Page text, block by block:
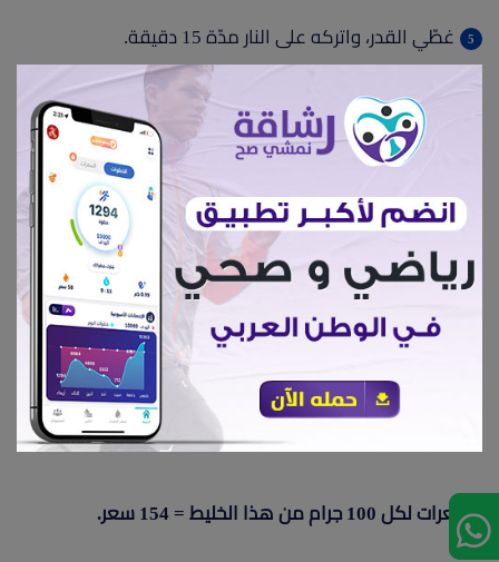
غطّي القدر، واتركه على النار مدّة 15 دقيقة.
أطفئ النار حين ينضج الأرز واتركه ليبرد قليلا ثم قوم
بتقليبه ، ويجب ترك الأرز في القدر مدّة 5 دقائق قبل التقديم
يتميز الأرز البسمتي بغناه ب الألياف الغذائية قابلة للذوبان
وهذا يعني أنها تضيف كتلة للبراز وتساعد في نقلها عبر الجهاز
الهضمي. مما تعمل علي تقليل خطر الإصابة بالسكري والحد
من مشكلات الجهاز الهضمي كالإمساك.
تصلح لمرضي السكر والضغط ومرضي القلب والأوعية
السعرات لكل 100 جرام من هذا الخليط = 154 سعر.